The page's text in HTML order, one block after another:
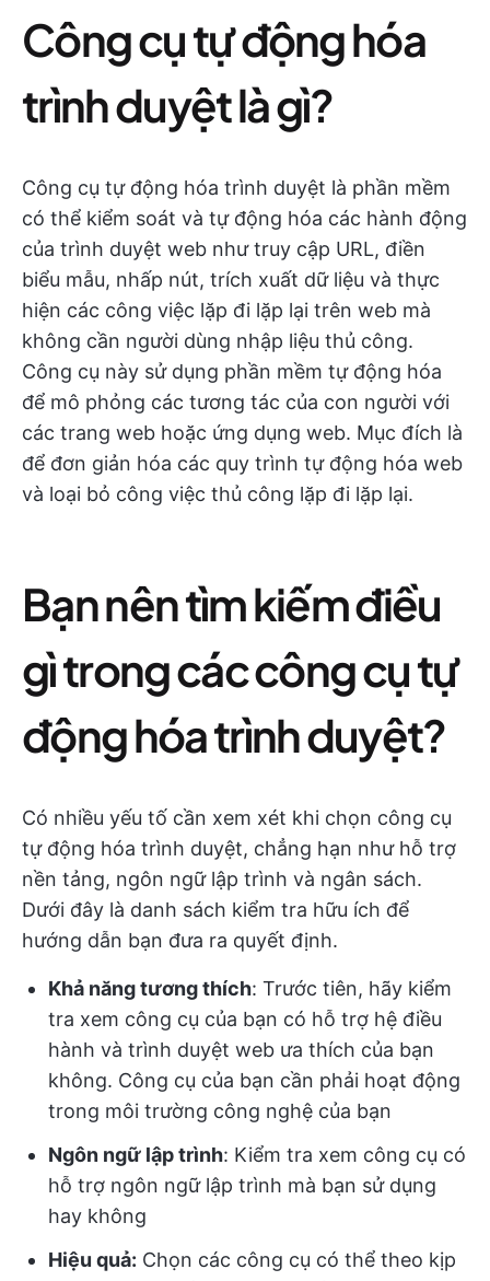
Công cụ tự động hóa
trình duyệt là gì?
Công cụ tự động hóa trình duyệt là phần mềm
có thể kiểm soát và tự động hóa các hành động
của trình duyệt web như truy cập URL, điền
biểu mẫu, nhấp nút, trích xuất dữ liệu và thực
hiện các công việc lặp đi lặp lại trên web mà
không cần người dùng nhập liệu thủ công.
Công cụ này sử dụng phần mềm tự động hóa
để mô phỏng các tương tác của con người với
các trang web hoặc ứng dụng web. Mục đích là
để đơn giản hóa các quy trình tự động hóa web
và loại bỏ công việc thủ công lặp đi lặp lại.
Bạn nên tìm kiếm điều
gì trong các công cụ tự
động hóa trình duyệt?
Có nhiều yếu tố cần xem xét khi chọn công cụ
tự động hóa trình duyệt, chẳng hạn như hỗ trợ
nền tảng, ngôn ngữ lập trình và ngân sách.
Dưới đây là danh sách kiểm tra hữu ích để
hướng dẫn bạn đưa ra quyết định.
Khả năng tương thích: Trước tiên, hãy kiểm
tra xem công cụ của bạn có hỗ trợ hệ điều
hành và trình duyệt web ưa thích của bạn
không. Công cụ của bạn cần phải hoạt động
trong môi trường công nghệ của bạn
Ngôn ngữ lập trình: Kiểm tra xem công cụ có
hỗ trợ ngôn ngữ lập trình mà bạn sử dụng
hay không
Hiệu quả: Chọn các công cụ có thể theo kịp